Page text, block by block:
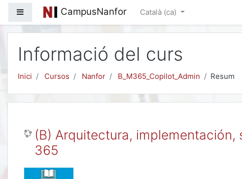
Ves al contingut principal
Panell lateralCampusNanfor Català ‎(ca)‎
Informació del curs
Inici Cursos Nanfor B_M365_Copilot_Admin Resum
(B) Arquitectura,
365